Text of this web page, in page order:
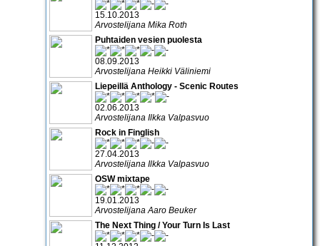
15.10.2013
Arvostelijana Mika Roth
Puhtaiden vesien puolesta
08.09.2013
Arvostelijana Heikki Väliniemi
Liepeillä Anthology - Scenic Routes
02.06.2013
Arvostelijana Ilkka Valpasvuo
Rock in Finglish
27.04.2013
Arvostelijana Ilkka Valpasvuo
OSW mixtape
19.01.2013
Arvostelijana Aaro Beuker
The Next Thing / Your Turn Is Last